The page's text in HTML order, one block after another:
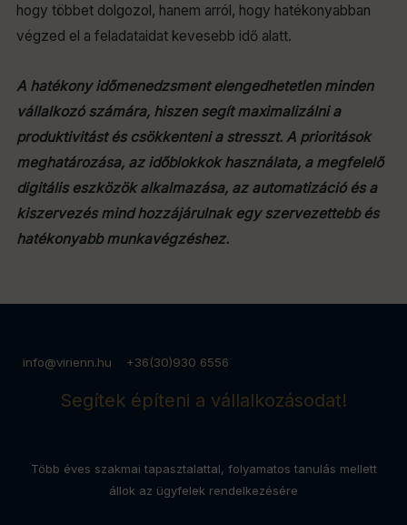
hogy többet dolgozol, hanem arról, hogy hatékonyabban
végzed el a feladataidat kevesebb idő alatt.
A hatékony időmenedzsment elengedhetetlen minden
vállalkozó számára, hiszen segít maximalizálni a
produktivitást és csökkenteni a stresszt. A prioritások
meghatározása, az időblokkok használata, a megfelelő
digitális eszközök alkalmazása, az automatizáció és a
kiszervezés mind hozzájárulnak egy szervezettebb és
hatékonyabb munkavégzéshez.
info@virienn.hu +36(30)930 6556
Segítek építeni a vállalkozásodat!
Több éves szakmai tapasztalattal, folyamatos tanulás mellett
állok az ügyfelek rendelkezésére